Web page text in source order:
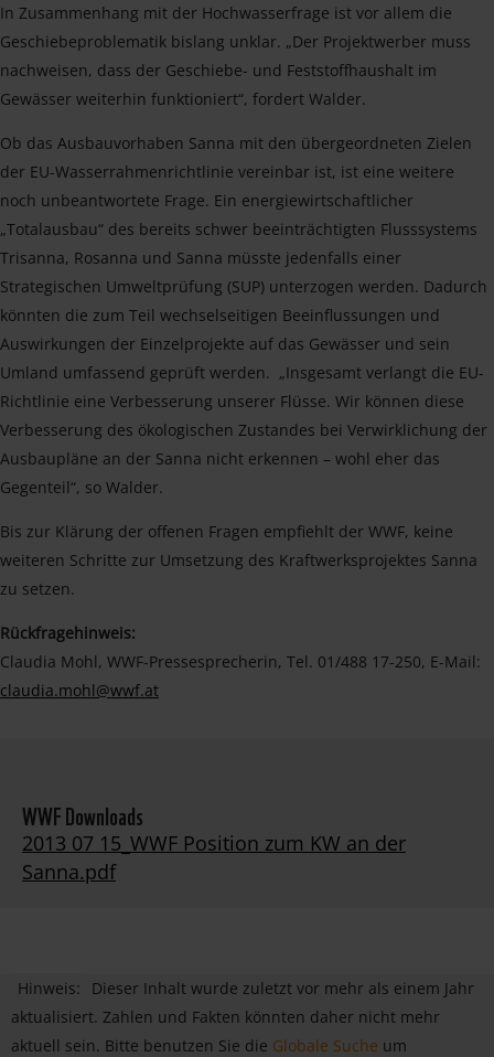
In Zusammenhang mit der Hochwasserfrage ist vor allem die
Geschiebeproblematik bislang unklar. „Der Projektwerber muss
nachweisen, dass der Geschiebe- und Feststoffhaushalt im
Gewässer weiterhin funktioniert“, fordert Walder.
Ob das Ausbauvorhaben Sanna mit den übergeordneten Zielen
der EU-Wasserrahmenrichtlinie vereinbar ist, ist eine weitere
noch unbeantwortete Frage. Ein energiewirtschaftlicher
„Totalausbau“ des bereits schwer beeinträchtigten Flusssystems
Trisanna, Rosanna und Sanna müsste jedenfalls einer
Strategischen Umweltprüfung (SUP) unterzogen werden. Dadurch
könnten die zum Teil wechselseitigen Beeinflussungen und
Auswirkungen der Einzelprojekte auf das Gewässer und sein
Umland umfassend geprüft werden. „Insgesamt verlangt die EU-
Richtlinie eine Verbesserung unserer Flüsse. Wir können diese
Verbesserung des ökologischen Zustandes bei Verwirklichung der
Ausbaupläne an der Sanna nicht erkennen – wohl eher das
Gegenteil“, so Walder.
Bis zur Klärung der offenen Fragen empfiehlt der WWF, keine
weiteren Schritte zur Umsetzung des Kraftwerksprojektes Sanna
zu setzen.
Rückfragehinweis:
Claudia Mohl, WWF-Pressesprecherin, Tel. 01/488 17-250, E-Mail:
claudia.mohl@wwf.at
WWF Downloads
2013 07 15_WWF Position zum KW an der
Sanna.pdf
Hinweis:
Dieser Inhalt wurde zuletzt vor mehr als einem Jahr
aktualisiert. Zahlen und Fakten könnten daher nicht mehr
aktuell sein. Bitte benutzen Sie die Globale Suche um